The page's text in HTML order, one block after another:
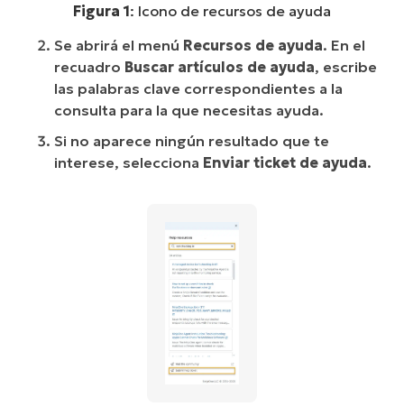
Figura 1: Icono de recursos de ayuda
Se abrirá el menú Recursos de ayuda. En el
recuadro Buscar artículos de ayuda, escribe
las palabras clave correspondientes a la
consulta para la que necesitas ayuda.
Si no aparece ningún resultado que te
interese, selecciona Enviar ticket de ayuda.